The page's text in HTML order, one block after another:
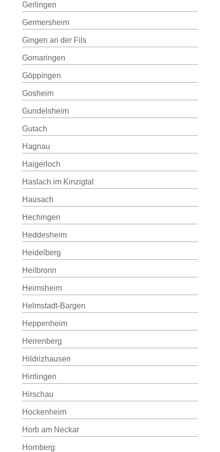
Gerlingen
Germersheim
Gingen an der Fils
Gomaringen
Göppingen
Gosheim
Gundelsheim
Gutach
Hagnau
Haigerloch
Haslach im Kinzigtal
Hausach
Hechingen
Heddesheim
Heidelberg
Heilbronn
Heimsheim
Helmstadt-Bargen
Heppenheim
Herrenberg
Hildrizhausen
Hirrlingen
Hirschau
Hockenheim
Horb am Neckar
Hornberg